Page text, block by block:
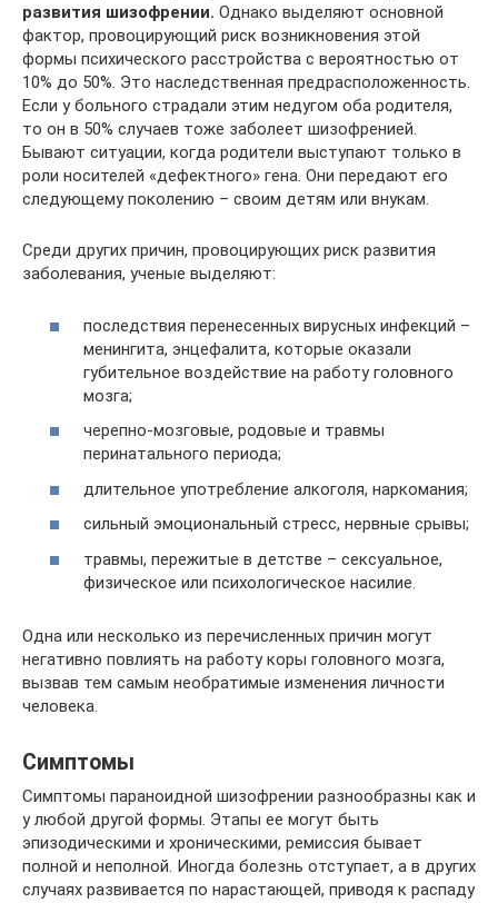
развития шизофрении. Однако выделяют основной
фактор, провоцирующий риск возникновения этой
формы психического расстройства с вероятностью от
10% до 50%. Это наследственная предрасположенность.
Если у больного страдали этим недугом оба родителя,
то он в 50% случаев тоже заболеет шизофренией.
Бывают ситуации, когда родители выступают только в
роли носителей «дефектного» гена. Они передают его
следующему поколению – своим детям или внукам.
Среди других причин, провоцирующих риск развития
заболевания, ученые выделяют:
последствия перенесенных вирусных инфекций –
менингита, энцефалита, которые оказали
губительное воздействие на работу головного
мозга;
черепно-мозговые, родовые и травмы
перинатального периода;
длительное употребление алкоголя, наркомания;
сильный эмоциональный стресс, нервные срывы;
травмы, пережитые в детстве – сексуальное,
физическое или психологическое насилие.
Одна или несколько из перечисленных причин могут
негативно повлиять на работу коры головного мозга,
вызвав тем самым необратимые изменения личности
человека.
Симптомы
Симптомы параноидной шизофрении разнообразны как и
у любой другой формы. Этапы ее могут быть
эпизодическими и хроническими, ремиссия бывает
полной и неполной. Иногда болезнь отступает, а в других
случаях развивается по нарастающей, приводя к распаду